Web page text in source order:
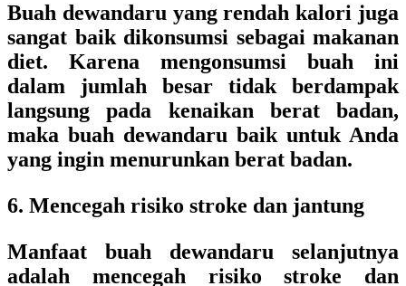
Buah dewandaru yang rendah kalori juga
sangat baik dikonsumsi sebagai makanan
diet. Karena mengonsumsi buah ini
dalam jumlah besar tidak berdampak
langsung pada kenaikan berat badan,
maka buah dewandaru baik untuk Anda
yang ingin menurunkan berat badan.
6. Mencegah risiko stroke dan jantung
Manfaat buah dewandaru selanjutnya
adalah mencegah risiko stroke dan